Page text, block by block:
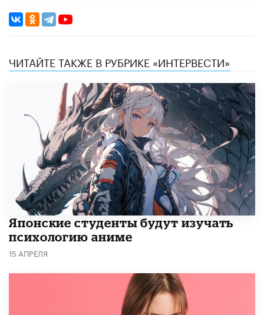
ЧИТАЙТЕ ТАКЖЕ В РУБРИКЕ «ИНТЕРВЕСТИ»
Японские студенты будут изучать
психологию аниме
15 АПРЕЛЯ